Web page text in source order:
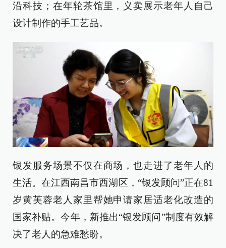
沿科技；在年轮茶馆里，义卖展示老年人自己
设计制作的手工艺品。
银发服务场景不仅在商场，也走进了老年人的
生活。在江西南昌市西湖区，“银发顾问”正在81
岁黄芙蓉老人家里帮她申请家居适老化改造的
国家补贴。今年，新推出“银发顾问”制度有效解
决了老人的急难愁盼。